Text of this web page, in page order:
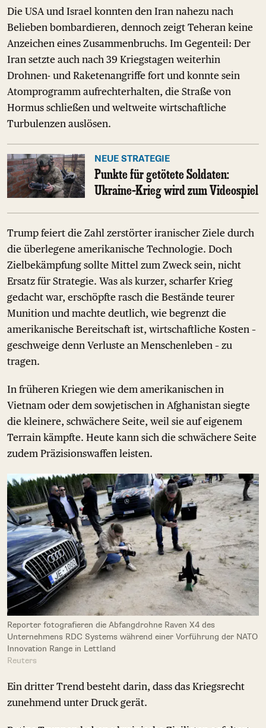
Die USA und Israel konnten den Iran nahezu nach
Belieben bombardieren, dennoch zeigt Teheran keine
Anzeichen eines Zusammenbruchs. Im Gegenteil: Der
Iran setzte auch nach 39 Kriegstagen weiterhin
Drohnen- und Raketenangriffe fort und konnte sein
Atomprogramm aufrechterhalten, die Straße von
Hormus schließen und weltweite wirtschaftliche
Turbulenzen auslösen.
NEUE STRATEGIE
Punkte für getötete Soldaten:
Ukraine-Krieg wird zum Videospiel
Trump feiert die Zahl zerstörter iranischer Ziele durch
die überlegene amerikanische Technologie. Doch
Zielbekämpfung sollte Mittel zum Zweck sein, nicht
Ersatz für Strategie. Was als kurzer, scharfer Krieg
gedacht war, erschöpfte rasch die Bestände teurer
Munition und machte deutlich, wie begrenzt die
amerikanische Bereitschaft ist, wirtschaftliche Kosten –
geschweige denn Verluste an Menschenleben – zu
tragen.
In früheren Kriegen wie dem amerikanischen in
Vietnam oder dem sowjetischen in Afghanistan siegte
die kleinere, schwächere Seite, weil sie auf eigenem
Terrain kämpfte. Heute kann sich die schwächere Seite
zudem Präzisionswaffen leisten.
Reporter fotografieren die Abfangdrohne Raven X4 des
Unternehmens RDC Systems während einer Vorführung der NATO
Innovation Range in Lettland
Reuters
Ein dritter Trend besteht darin, dass das Kriegsrecht
zunehmend unter Druck gerät.